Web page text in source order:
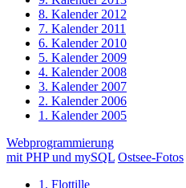
8. Kalender 2012
7. Kalender 2011
6. Kalender 2010
5. Kalender 2009
4. Kalender 2008
3. Kalender 2007
2. Kalender 2006
1. Kalender 2005
Webprogrammierung
mit PHP und mySQL Ostsee-Fotos
1. Flottille